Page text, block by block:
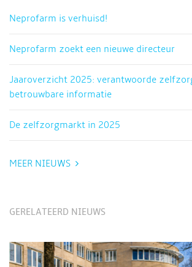
Neprofarm is verhuisd!
Neprofarm zoekt een nieuwe directeur
Jaaroverzicht 2025: verantwoorde
betrouwbare informatie
De zelfzorgmarkt in 2025
MEER NIEUWS
GERELATEERD NIEUWS